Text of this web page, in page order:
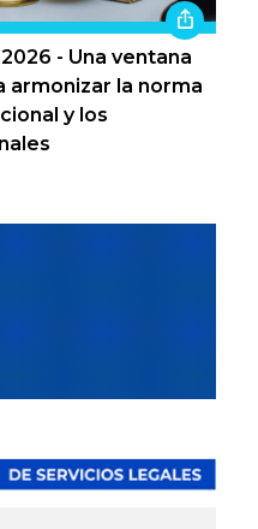
- Una ventana
armonizar la norma
y los